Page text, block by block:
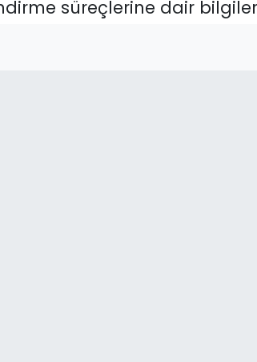
süreçlerine dair